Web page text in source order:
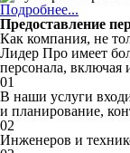
Подробнее...
Предоставление
Как компания, не
Лидер Про имеет
персонала, включая
01
В наши услуги
и планирование,
02
Инженеров и